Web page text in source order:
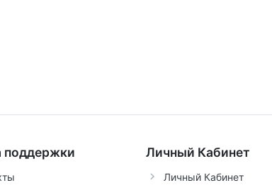
поддержки Личный Кабинет
Личный Кабинет